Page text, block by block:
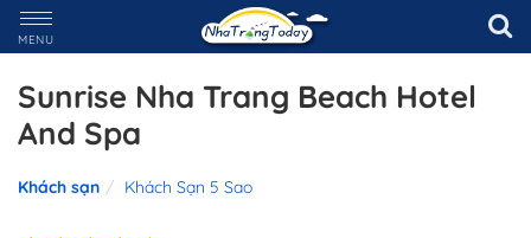
MENU
Sunrise Nha Trang Beach Hotel
And Spa
Khách sạn Khách Sạn 5 Sao